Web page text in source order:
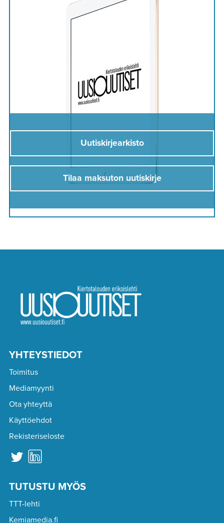
Uutiskirjearkisto
Tilaa maksuton uutiskirje
YHTEYSTIEDOT
Toimitus
Mediamyynti
Ota yhteyttä
Käyttöehdot
Rekisteriseloste
TUTUSTU MYÖS
TTT-lehti
Kemiamedia.fi